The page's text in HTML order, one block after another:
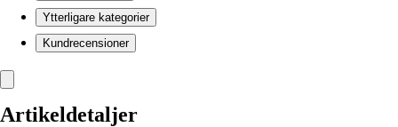
Ytterligare kategorier
Kundrecensioner
Artikeldetaljer